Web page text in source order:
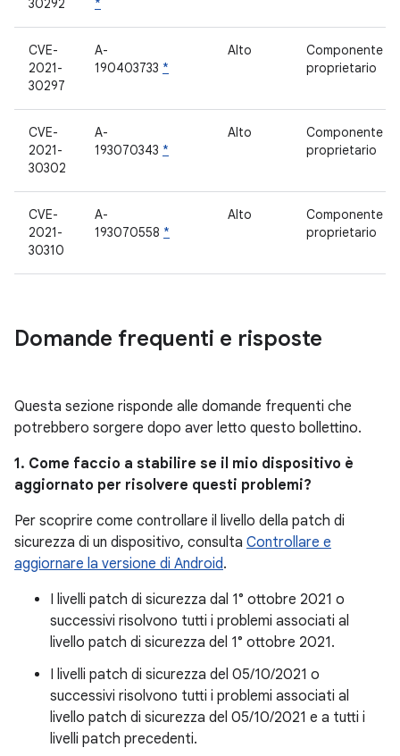
30292
*
CVE-
2021-
30297
A-
190403733 *
Alto
Componente
proprietario
CVE-
2021-
30302
A-
193070343 *
Alto
Componente
proprietario
CVE-
2021-
30310
A-
193070558 *
Alto
Componente
proprietario
Domande frequenti e risposte
Questa sezione risponde alle domande frequenti che
potrebbero sorgere dopo aver letto questo bollettino.
1. Come faccio a stabilire se il mio dispositivo è
aggiornato per risolvere questi problemi?
Per scoprire come controllare il livello della patch di
sicurezza di un dispositivo, consulta Controllare e
aggiornare la versione di Android.
I livelli patch di sicurezza dal 1° ottobre 2021 o
successivi risolvono tutti i problemi associati al
livello patch di sicurezza del 1° ottobre 2021.
I livelli patch di sicurezza del 05/10/2021 o
successivi risolvono tutti i problemi associati al
livello patch di sicurezza del 05/10/2021 e a tutti i
livelli patch precedenti.